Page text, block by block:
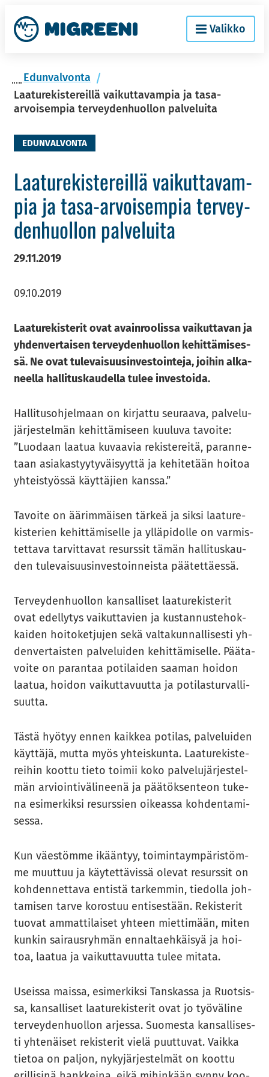
ry
si­
töön
Etusi­
vu
Valikko
Edun­val­von­ta
Laaturekistereillä vaikuttavampia ja tasa-
arvoisempia terveydenhuollon palveluita
EDUNVALVONTA
Laa­tu­re­kis­te­reil­lä vai­kut­ta­vam­
pia ja tasa-​arvoisempia ter­vey­
den­huol­lon pal­ve­lui­ta
29.11.2019
09.10.2019
Laa­tu­re­kis­te­rit ovat avain­roo­lis­sa vai­kut­ta­van ja
yh­den­ver­tai­sen ter­vey­den­huol­lon ke­hit­tä­mi­ses­
sä. Ne ovat tu­le­vai­suusin­ves­toin­te­ja, joi­hin al­ka­
neel­la hal­li­tus­kau­del­la tulee in­ves­toi­da.
Hal­li­tus­oh­jel­maan on kir­jat­tu seu­raa­va, pal­ve­lu­
jär­jes­tel­män ke­hit­tä­mi­seen kuu­lu­va ta­voi­te:
”Luo­daan laa­tua ku­vaa­via re­kis­te­rei­tä, pa­ran­ne­
taan asia­kas­tyy­ty­väi­syyt­tä ja ke­hi­te­tään hoi­toa
yh­teis­työs­sä käyt­tä­jien kans­sa.”
Ta­voi­te on ää­rim­mäi­sen tär­keä ja siksi laa­tu­re­
kis­te­rien ke­hit­tä­mi­sel­le ja yl­lä­pi­dol­le on var­mis­
tet­ta­va tar­vit­ta­vat re­surs­sit tämän hal­li­tus­kau­
den tu­le­vai­suusin­ves­toin­neis­ta pää­tet­täes­sä.
Ter­vey­den­huol­lon kan­sal­li­set laa­tu­re­kis­te­rit
ovat edel­ly­tys vai­kut­ta­vien ja kus­tan­nus­te­hok­
kai­den hoi­to­ket­ju­jen sekä val­ta­kun­nal­li­ses­ti yh­
den­ver­tais­ten pal­ve­lui­den ke­hit­tä­mi­sel­le. Pää­ta­
voi­te on pa­ran­taa po­ti­lai­den saa­man hoi­don
laa­tua, hoi­don vai­kut­ta­vuut­ta ja po­ti­las­tur­val­li­
suut­ta.
Tästä hyö­tyy ennen kaik­kea po­ti­las, pal­ve­lui­den
käyt­tä­jä, mutta myös yh­teis­kun­ta. Laa­tu­re­kis­te­
rei­hin koot­tu tieto toi­mii koko pal­ve­lu­jär­jes­tel­
män ar­vioin­ti­vä­li­nee­nä ja pää­tök­sen­teon tu­ke­
na esi­mer­kik­si re­surs­sien oi­keas­sa koh­den­ta­mi­
ses­sa.
Kun väes­töm­me ikään­tyy, toi­min­taym­pä­ris­töm­
me muut­tuu ja käy­tet­tä­vis­sä ole­vat re­surs­sit on
koh­den­net­ta­va en­tis­tä tar­kem­min, tie­dol­la joh­
ta­mi­sen tarve ko­ros­tuu en­ti­ses­tään. Re­kis­te­rit
tuo­vat am­mat­ti­lai­set yh­teen miet­ti­mään, miten
kun­kin sai­raus­ryh­män en­nal­taeh­käi­syä ja hoi­
toa, laa­tua ja vai­kut­ta­vuut­ta tulee mi­ta­ta.
Useis­sa mais­sa, esi­mer­kik­si Tans­kas­sa ja Ruot­sis­
sa, kan­sal­li­set laa­tu­re­kis­te­rit ovat jo työ­vä­li­ne
ter­vey­den­huol­lon ar­jes­sa. Suo­mes­ta kan­sal­li­ses­
ti yh­te­näi­set re­kis­te­rit vielä puut­tu­vat. Vaik­ka
tie­toa on pal­jon, ny­ky­jär­jes­tel­mät on koot­tu